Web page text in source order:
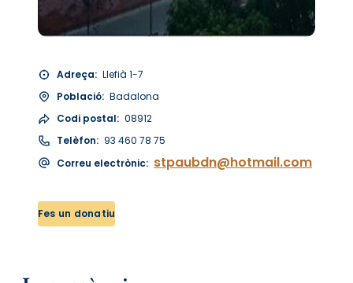
Adreça: Llefià 1-7
Població: Badalona
Codi postal: 08912
Telèfon: 93 460 78 75
Correu electrònic: stpaubdn@hotmail.com
Fes un donatiu